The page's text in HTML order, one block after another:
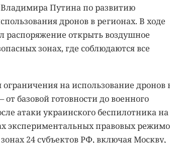
Путина по развитию
дронов в регионах. В ходе
распоряжение открыть воздушное
зонах, где соблюдаются все
на использование дронов
базовой готовности до военного
атаки украинского беспилотника на
экспериментальных правовых
24 субъектов РФ, включая Москву,